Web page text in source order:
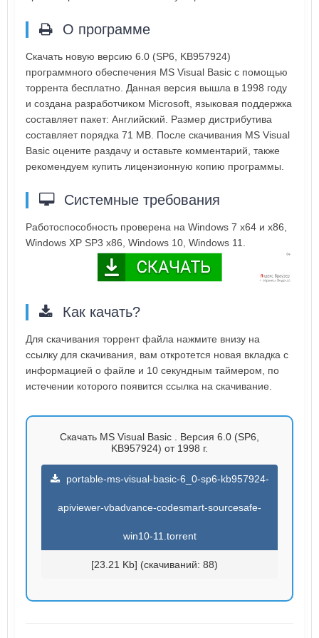
О программе
Скачать новую версию 6.0 (SP6, KB957924)
программного обеспечения MS Visual Basic с помощью
торрента бесплатно. Данная версия вышла в 1998 году
и создана разработчиком Microsoft, языковая поддержка
составляет пакет: Английский. Размер дистрибутива
составляет порядка 71 MB. После скачивания MS Visual
Basic оцените раздачу и оставьте комментарий, также
рекомендуем купить лицензионную копию программы.
Системные требования
Работоспособность проверена на Windows 7 x64 и x86,
Windows XP SP3 x86, Windows 10, Windows 11.
Как качать?
Для скачивания торрент файла нажмите внизу на
ссылку для скачивания, вам откротется новая вкладка с
информацией о файле и 10 секундным таймером, по
истечении которого появится ссылка на скачивание.
Скачать MS Visual Basic . Версия 6.0 (SP6,
KB957924) от 1998 г.
portable-ms-visual-basic-6_0-sp6-kb957924-
apiviewer-vbadvance-codesmart-sourcesafe-
win10-11.torrent
[23.21 Kb] (cкачиваний: 88)